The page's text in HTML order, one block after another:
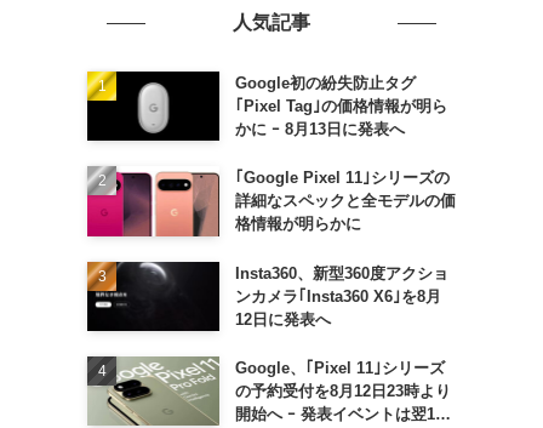
人気記事
Google初の紛失防止タグ
｢Pixel Tag｣の価格情報が明ら
かに ｰ 8月13日に発表へ
｢Google Pixel 11｣シリーズの
詳細なスペックと全モデルの価
格情報が明らかに
Insta360、新型360度アクショ
ンカメラ｢Insta360 X6｣を8月
12日に発表へ
Google、｢Pixel 11｣シリーズ
の予約受付を8月12日23時より
開始へ ｰ 発表イベントは翌13